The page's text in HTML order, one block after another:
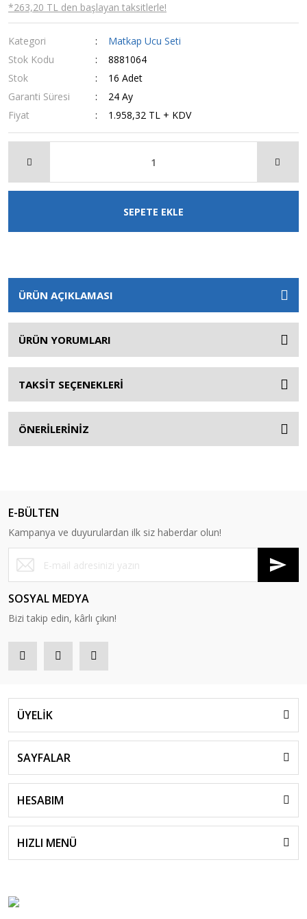
*263,20 TL den başlayan taksitlerle!
Kategori
Matkap Ucu Seti
Stok Kodu
8881064
Stok
16 Adet
Garanti Süresi
24 Ay
Fiyat
1.958,32 TL + KDV
SEPETE EKLE
ÜRÜN AÇIKLAMASI
ÜRÜN YORUMLARI
TAKSİT SEÇENEKLERİ
ÖNERİLERİNİZ
E-BÜLTEN
Kampanya ve duyurulardan ilk siz haberdar olun!
SOSYAL MEDYA
Bizi takip edin, kârlı çıkın!
ÜYELİK
SAYFALAR
HESABIM
HIZLI MENÜ